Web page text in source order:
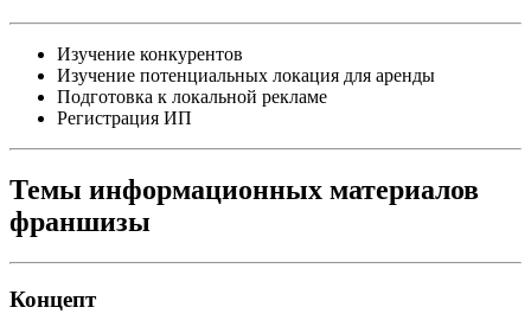
Изучение конкурентов
Изучение потенциальных локация для аренды
Подготовка к локальной рекламе
Регистрация ИП
Темы информационных материалов
франшизы
Концепт